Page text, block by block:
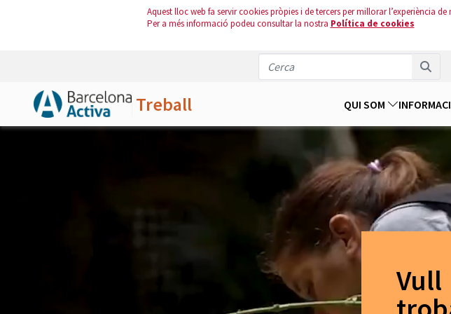
Aquest lloc web fa servir cookies pròpies i de tercers per millorar l’experiència
Per a més informació podeu consultar la nostra Política de cookies
Treball QUI SOM
Vull